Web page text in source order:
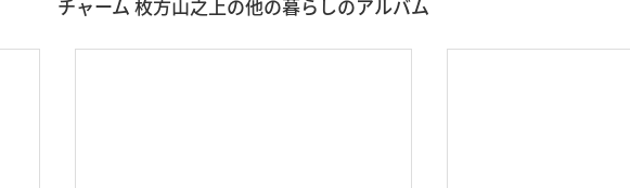
チャーム 枚方山之上の他の暮らしのアルバム